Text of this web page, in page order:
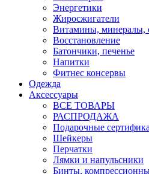
Энергетики
Жиросжигатели
Витамины, минералы,
Восстановление
Батончики, печенье
Напитки
Фитнес консервы
Одежда
Аксессуары
ВСЕ ТОВАРЫ
РАСПРОДАЖА
Подарочные
Шейкеры
Перчатки
Лямки и напульсники
Бинты,